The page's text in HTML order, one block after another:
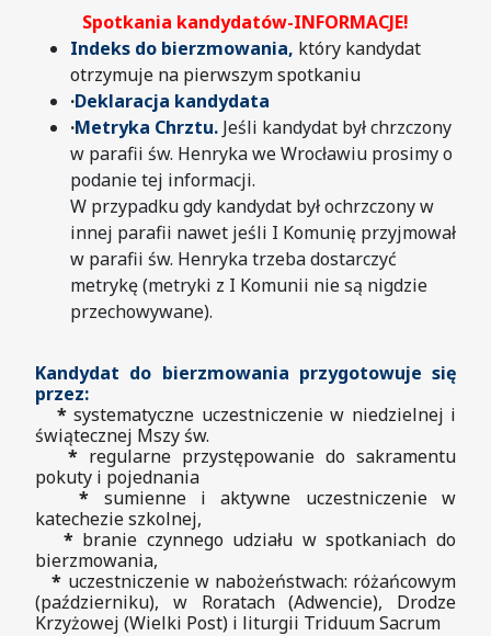
Spotkania kandydatów-INFORMACJE!
Indeks do bierzmowania, który kandydat
otrzymuje na pierwszym spotkaniu
·Deklaracja kandydata
·Metryka Chrztu. Jeśli kandydat był chrzczony
w parafii św. Henryka we Wrocławiu prosimy o
podanie tej informacji.
W przypadku gdy kandydat był ochrzczony w
innej parafii nawet jeśli I Komunię przyjmował
w parafii św. Henryka trzeba dostarczyć
metrykę (metryki z I Komunii nie są nigdzie
przechowywane).
Kandydat do bierzmowania przygotowuje się
przez:
*systematyczne uczestniczenie w niedzielnej i
świątecznej Mszy św.
* regularne przystępowanie do sakramentu
pokuty i pojednania
* sumienne i aktywne uczestniczenie w
katechezie szkolnej,
*branie czynnego udziału w spotkaniach do
bierzmowania,
* uczestniczenie w nabożeństwach: różańcowym
(październiku), w Roratach (Adwencie), Drodze
Krzyżowej (Wielki Post) i liturgii Triduum Sacrum